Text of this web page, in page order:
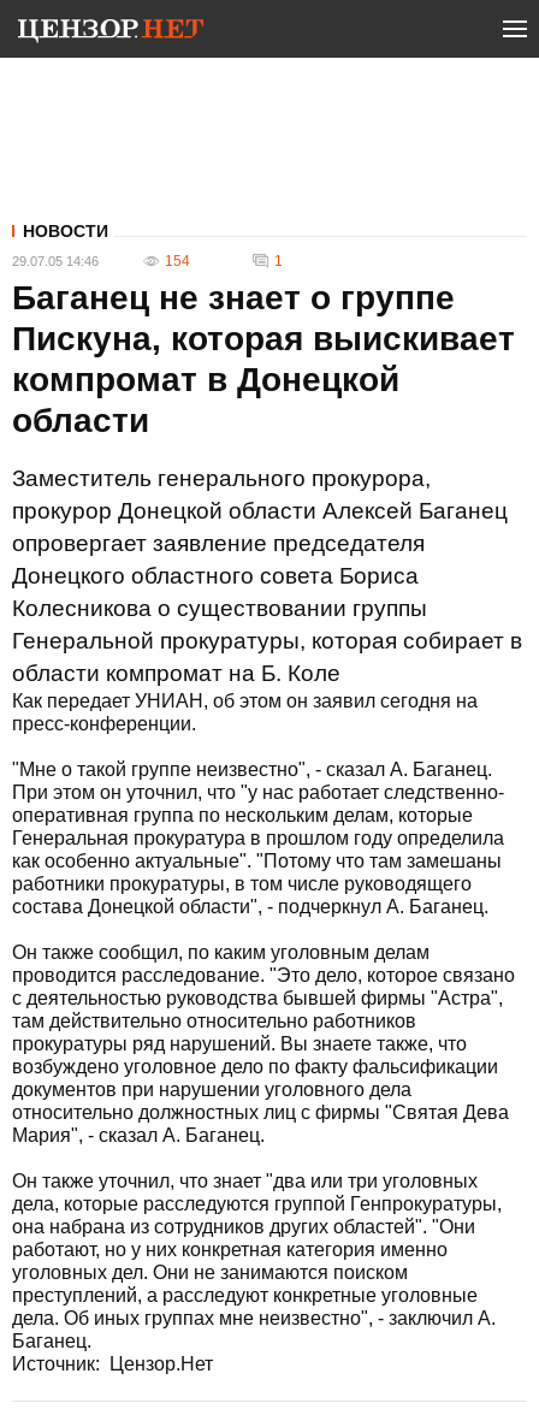
НОВОСТИ
29.07.05 14:46 154 1
Баганец не знает о группе
Пискуна, которая выискивает
компромат в Донецкой
области
Заместитель генерального прокурора,
прокурор Донецкой области Алексей Баганец
опровергает заявление председателя
Донецкого областного совета Бориса
Колесникова о существовании группы
Генеральной прокуратуры, которая собирает в
области компромат на Б. Коле
Как передает УНИАН, об этом он заявил сегодня на
пресс-конференции.
"Мне о такой группе неизвестно", - сказал А. Баганец.
При этом он уточнил, что "у нас работает следственно-
оперативная группа по нескольким делам, которые
Генеральная прокуратура в прошлом году определила
как особенно актуальные". "Потому что там замешаны
работники прокуратуры, в том числе руководящего
состава Донецкой области", - подчеркнул А. Баганец.
Он также сообщил, по каким уголовным делам
проводится расследование. "Это дело, которое связано
с деятельностью руководства бывшей фирмы "Астра",
там действительно относительно работников
прокуратуры ряд нарушений. Вы знаете также, что
возбуждено уголовное дело по факту фальсификации
документов при нарушении уголовного дела
относительно должностных лиц с фирмы "Святая Дева
Мария", - сказал А. Баганец.
Он также уточнил, что знает "два или три уголовных
дела, которые расследуются группой Генпрокуратуры,
она набрана из сотрудников других областей". "Они
работают, но у них конкретная категория именно
уголовных дел. Они не занимаются поиском
преступлений, а расследуют конкретные уголовные
дела. Об иных группах мне неизвестно", - заключил А.
Баганец.
Источник: Цензор.Нет